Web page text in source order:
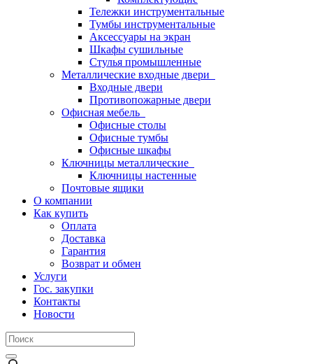
Тележки инструментальные
Тумбы инструментальные
Аксессуары на экран
Шкафы сушильные
Стулья промышленные
Металлические входные двери
Входные двери
Противопожарные двери
Офисная мебель
Офисные столы
Офисные тумбы
Офисные шкафы
Ключницы металлические
Ключницы настенные
Почтовые ящики
О компании
Как купить
Оплата
Доставка
Гарантия
Возврат и обмен
Услуги
Гос. закупки
Контакты
Новости